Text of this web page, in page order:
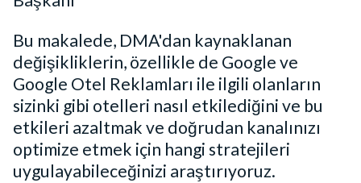
Bu makalede, DMA'dan kaynaklanan
değişikliklerin, özellikle de Google ve
Google Otel Reklamları ile ilgili olanların
sizinki gibi otelleri nasıl etkilediğini ve bu
etkileri azaltmak ve doğrudan kanalınızı
optimize etmek için hangi stratejileri
uygulayabileceğinizi araştırıyoruz.